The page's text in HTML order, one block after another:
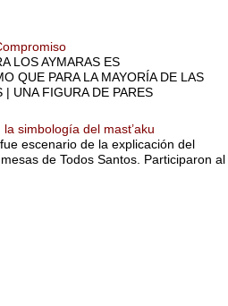
LOS AYMARAS ES
QUE PARA LA MAYORÍA DE LAS
| UNA FIGURA DE PARES
simbología del mast’aku
escenario de la explicación del
de Todos Santos. Participaron al